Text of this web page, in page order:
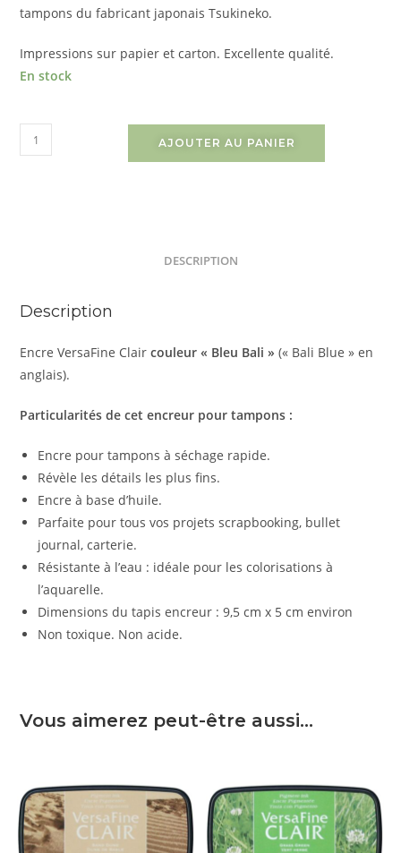
tampons du fabricant japonais Tsukineko.
Impressions sur papier et carton. Excellente qualité.
En stock
AJOUTER AU PANIER
DESCRIPTION
Description
Encre VersaFine Claircouleur « Bleu Bali » (« Bali Blue » en
anglais).
Particularités de cet encreur pour tampons :
Encre pour tampons à séchage rapide.
Révèle les détails les plus fins.
Encre à base d’huile.
Parfaite pour tous vos projets scrapbooking, bullet
journal, carterie.
Résistante à l’eau : idéale pour les colorisations à
l’aquarelle.
Dimensions du tapis encreur : 9,5 cm x 5 cm environ
Non toxique. Non acide.
Vous aimerez peut-être aussi…